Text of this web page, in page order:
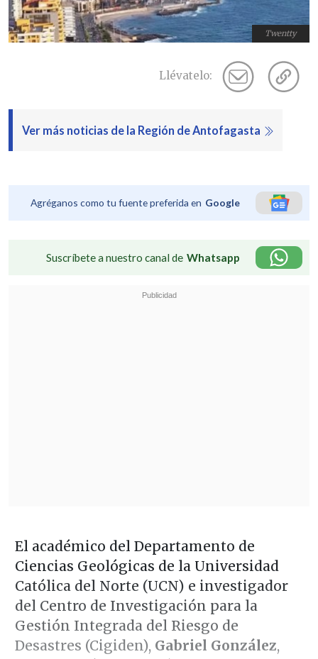
Twentty
Llévatelo:
Ver más noticias de la Región de Antofagasta
Agréganos como tu fuente preferida en Google
Suscríbete a nuestro canal de Whatsapp
El académico del Departamento de
Ciencias Geológicas de la Universidad
Católica del Norte (UCN) e investigador
del Centro de Investigación para la
Gestión Integrada del Riesgo de
Desastres (Cigiden), Gabriel González,